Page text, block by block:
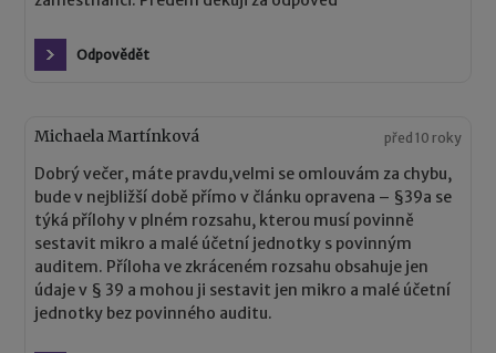
Odpovědět
Michaela Martínková před 10 roky
Dobrý večer, máte pravdu,velmi se omlouvám za chybu,
bude v nejbližší době přímo v článku opravena – §39a se
týká přílohy v plném rozsahu, kterou musí povinně
sestavit mikro a malé účetní jednotky s povinným
auditem. Příloha ve zkráceném rozsahu obsahuje jen
údaje v § 39 a mohou ji sestavit jen mikro a malé účetní
jednotky bez povinného auditu.